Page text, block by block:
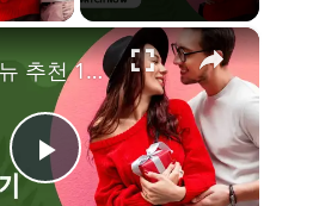
×
P
아침밥 메뉴 추천 18가지, 아침 꼭 챙겨먹기